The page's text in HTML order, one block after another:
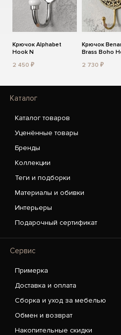
Крючок Alphabet
Hook N
2 450 ₽
Крючок
Brass Boho
2 730 ₽
Каталог
Каталог товаров
Уценённые товары
Бренды
Коллекции
Теги и подборки
Материалы и обивки
Интерьеры
Подарочный сертификат
Сервис
Примерка
Доставка и оплата
Сборка и уход за мебелью
Обмен и возврат
Накопительные скидки